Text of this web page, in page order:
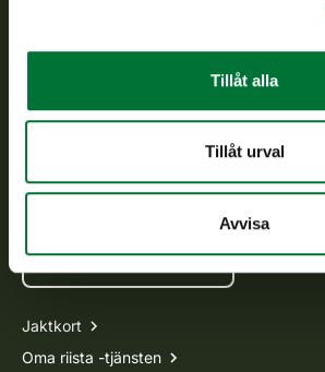
Tillåt alla
Tillåt urval
Avvisa
Kundtjänst
Vardagar kl. 9–15
tel. 029 431 2001
Ofta ställda frågor
Alla kontaktuppgifter
Jaktkort
Oma riista -tjänsten